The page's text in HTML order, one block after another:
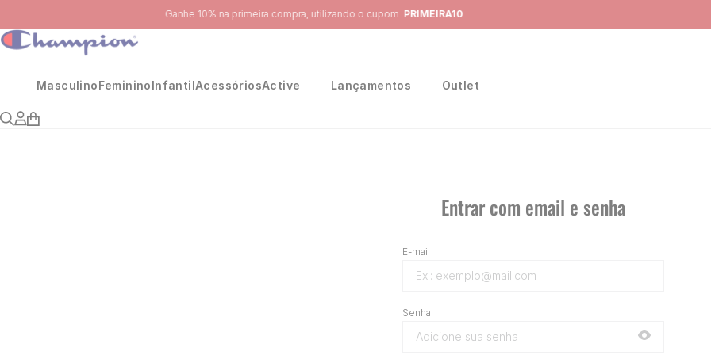
Frete Grátispara região Sudeste em pedidos acima de R$ 399,00
MasculinoFemininoInfantilAcessóriosActive Lançamentos Outlet
Entrar com email e senha